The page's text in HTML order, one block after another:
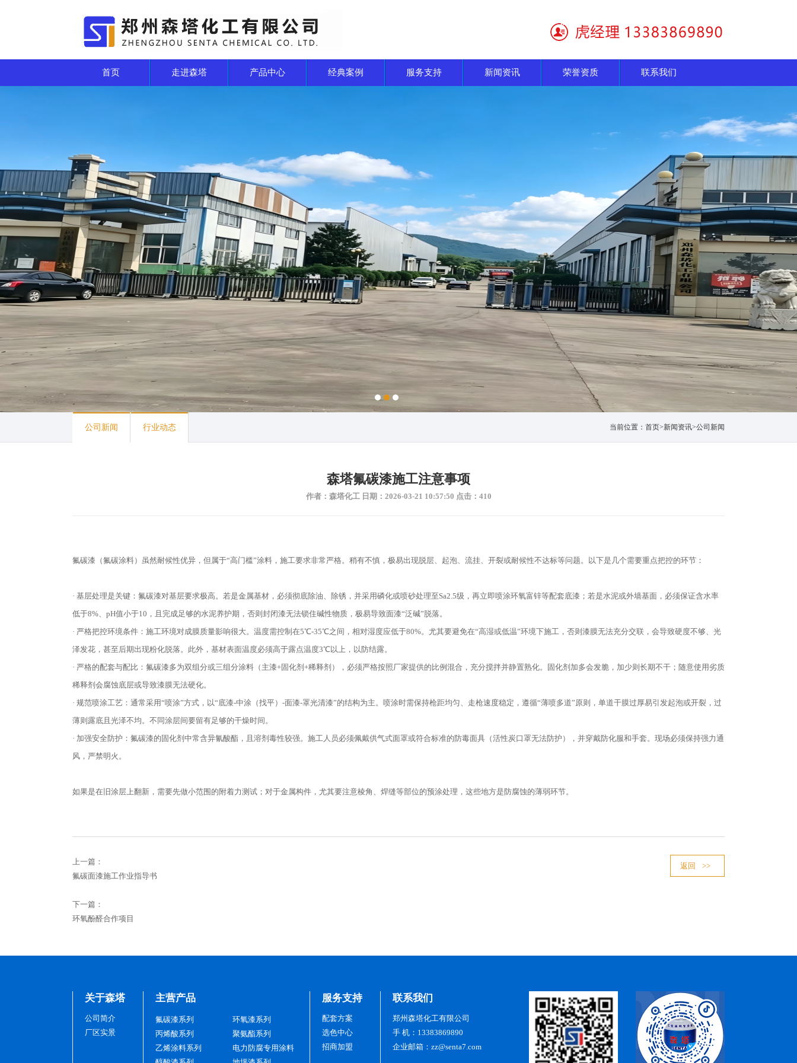
首页 走进森塔 产品中心 经典案例 服务支持 新闻资讯 荣誉资质 联系我们
公司新闻 行业动态 当前位置： 首页>新闻资讯>公司新闻
森塔氟碳漆施工注意事项
作者：森塔化工 日期：2026-03-21 10:57:50 点击：410
氟碳漆（氟碳涂料）虽然耐候性优异，但属于“高门槛”涂料，施工要求非常严格。稍有不慎，极易出现脱层、起泡、流挂、开裂或耐候性不达标等问题。以下是几个需要重点把控的环节：
· 基层处理是关键：氟碳漆对基层要求极高。若是金属基材，必须彻底除油、除锈，并采用磷化或喷砂处理至Sa2.5级，再立即喷涂环氧富锌等配套底漆；若是水泥或外墙基面，必须保证含水率
低于8%、pH值小于10，且完成足够的水泥养护期，否则封闭漆无法锁住碱性物质，极易导致面漆“泛碱”脱落。
· 严格把控环境条件：施工环境对成膜质量影响很大。温度需控制在5℃-35℃之间，相对湿度应低于80%。尤其要避免在“高湿或低温”环境下施工，否则漆膜无法充分交联，会导致硬度不够、光
泽发花，甚至后期出现粉化脱落。此外，基材表面温度必须高于露点温度3℃以上，以防结露。
· 严格的配套与配比：氟碳漆多为双组分或三组分涂料（主漆+固化剂+稀释剂），必须严格按照厂家提供的比例混合，充分搅拌并静置熟化。固化剂加多会发脆，加少则长期不干；随意使用劣质
稀释剂会腐蚀底层或导致漆膜无法硬化。
· 规范喷涂工艺：通常采用“喷涂”方式，以“底漆-中涂（找平）-面漆-罩光清漆”的结构为主。喷涂时需保持枪距均匀、走枪速度稳定，遵循“薄喷多道”原则，单道干膜过厚易引发起泡或开裂，过
薄则露底且光泽不均。不同涂层间要留有足够的干燥时间。
· 加强安全防护：氟碳漆的固化剂中常含异氰酸酯，且溶剂毒性较强。施工人员必须佩戴供气式面罩或符合标准的防毒面具（活性炭口罩无法防护），并穿戴防化服和手套。现场必须保持强力通
风，严禁明火。
如果是在旧涂层上翻新，需要先做小范围的附着力测试；对于金属构件，尤其要注意棱角、焊缝等部位的预涂处理，这些地方是防腐蚀的薄弱环节。
上一篇：
氟碳面漆施工作业指导书
下一篇：
环氧酚醛合作项目
返回 >>
关于森塔
公司简介
厂区实景
主营产品
氟碳漆系列
环氧漆系列
丙烯酸系列
聚氨酯系列
乙烯涂料系列
电力防腐专用涂料
服务支持
配套方案
选色中心
招商加盟
联系我们
郑州森塔化工有限公司
手 机：13383869890
企业邮箱：zz@senta7.com